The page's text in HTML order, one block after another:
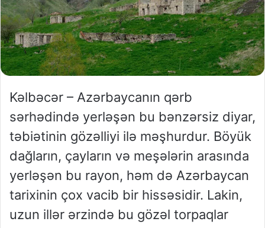
Kəlbəcər – Azərbaycanın qərb
sərhədində yerləşən bu bənzərsiz diyar,
təbiətinin gözəlliyi ilə məşhurdur. Böyük
dağların, çayların və meşələrin arasında
yerləşən bu rayon, həm də Azərbaycan
tarixinin çox vacib bir hissəsidir. Lakin,
uzun illər ərzində bu gözəl torpaqlar